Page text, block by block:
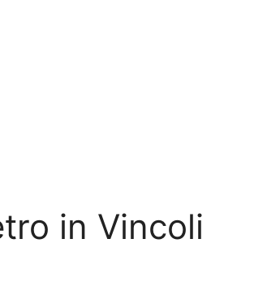
in Vincoli